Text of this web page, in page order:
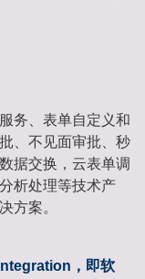
务、表单自定义和
、不见面审批、秒
据交换，云表单调
析处理等技术产
方案。
，即软